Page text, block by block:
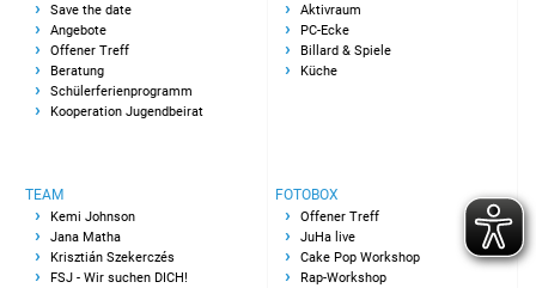
Jugendbeirat
Jugendplatz Kulturhalle
Neubau Bizetareal
Save the date
Angebote
Offener Treff
Beratung
Schülerferienprogramm
Kooperation Jugendbeirat
Aktivraum
PC-Ecke
Billard & Spiele
Küche
TEAM
Kemi Johnson
Jana Matha
Krisztián Szekerczés
FSJ - Wir suchen DICH!
FOTOBOX
Offener Treff
JuHa live
Cake Pop Workshop
Rap-Workshop